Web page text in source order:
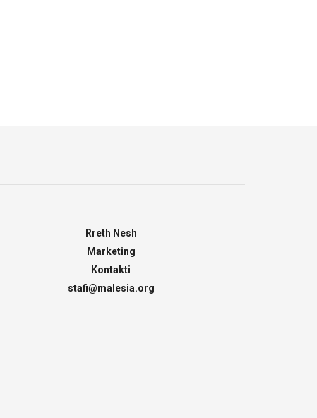
Rreth Nesh
Marketing
Kontakti
stafi@malesia.org